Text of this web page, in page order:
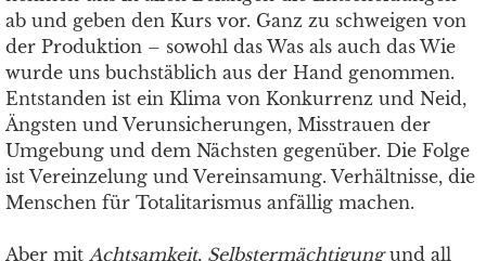
ab und geben den Kurs vor. Ganz zu schweigen von
der Produktion – sowohl das Was als auch das Wie
wurde uns buchstäblich aus der Hand genommen.
Entstanden ist ein Klima von Konkurrenz und Neid,
Ängsten und Verunsicherungen, Misstrauen der
Umgebung und dem Nächsten gegenüber. Die Folge
ist Vereinzelung und Vereinsamung. Verhältnisse, die
Menschen für Totalitarismus anfällig machen.
Aber mit Achtsamkeit, Selbstermächtigungund all